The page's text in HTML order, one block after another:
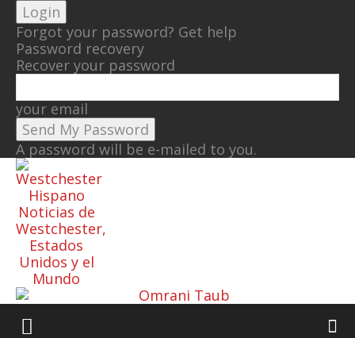
Forgot your password? Get help
Password recovery
Recover your password
your email
A password will be e-mailed to you.
Noticias de
Westchester,
Estados
Unidos y el
Mundo